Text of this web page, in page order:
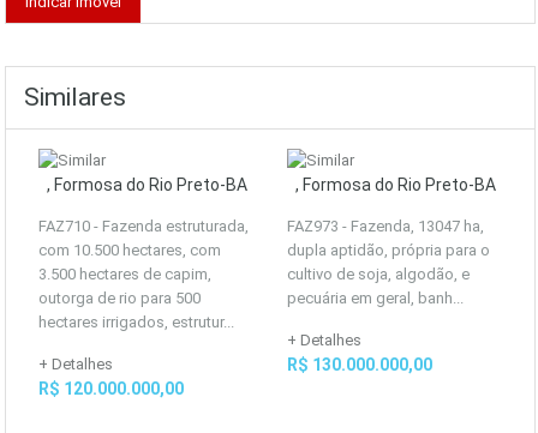
Similares
, Formosa do Rio Preto-BA
FAZ710 - Fazenda estruturada,
com 10.500 hectares, com
3.500 hectares de capim,
outorga de rio para 500
hectares irrigados, estrutur...
+ Detalhes
R$ 120.000.000,00
, Formosa do Rio Preto-BA
FAZ973 - Fazenda, 13047 ha,
dupla aptidão, própria para o
cultivo de soja, algodão, e
pecuária em geral, banh...
+ Detalhes
R$ 130.000.000,00